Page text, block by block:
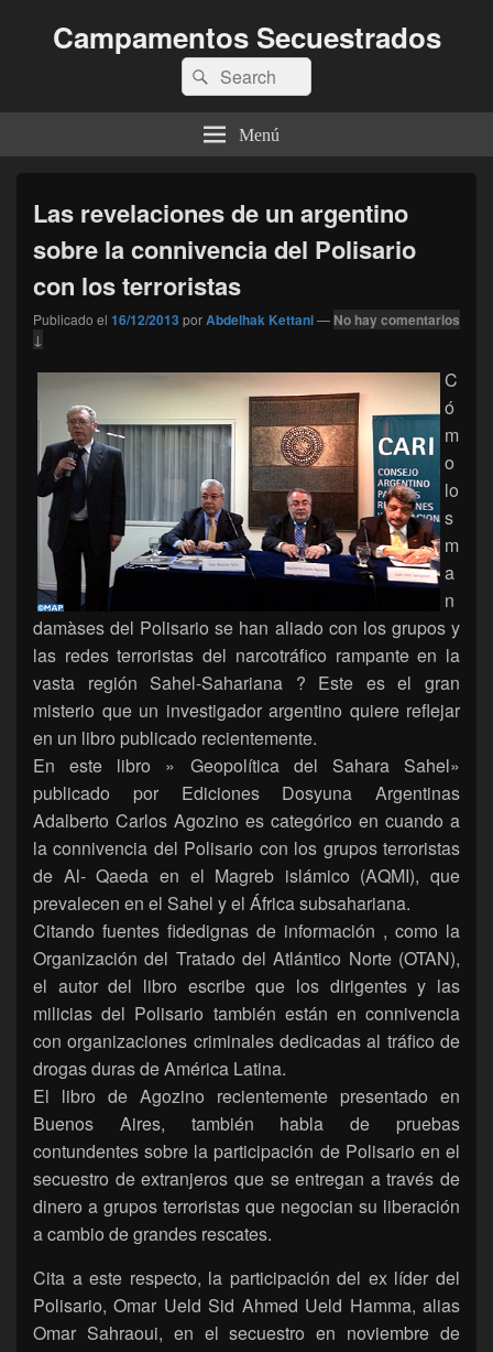
Campamentos Secuestrados
Buscar
por:
Buscar
Menú
Las revelaciones de un argentino
sobre la connivencia del Polisario
con los terroristas
Publicado el 16/12/2013 porAbdelhak Kettani— No hay comentarios
↓
C
ó
m
o
lo
s
m
a
n
damàses del Polisario se han aliado con los grupos y
las redes terroristas del narcotráfico rampante en la
vasta región Sahel-Sahariana ? Este es el gran
misterio que un investigador argentino quiere reflejar
en un libro publicado recientemente.
En este libro » Geopolítica del Sahara Sahel»
publicado por Ediciones Dosyuna Argentinas
Adalberto Carlos Agozino es categórico en cuando a
la connivencia del Polisario con los grupos terroristas
de Al- Qaeda en el Magreb islámico (AQMI), que
prevalecen en el Sahel y el África subsahariana.
Citando fuentes fidedignas de información , como la
Organización del Tratado del Atlántico Norte (OTAN),
el autor del libro escribe que los dirigentes y las
milicias del Polisario también están en connivencia
con organizaciones criminales dedicadas al tráfico de
drogas duras de América Latina.
El libro de Agozino recientemente presentado en
Buenos Aires, también habla de pruebas
contundentes sobre la participación de Polisario en el
secuestro de extranjeros que se entregan a través de
dinero a grupos terroristas que negocian su liberación
a cambio de grandes rescates.
Cita a este respecto, la participación del ex líder del
Polisario, Omar Ueld Sid Ahmed Ueld Hamma, alias
Omar Sahraoui, en el secuestro en noviembre de